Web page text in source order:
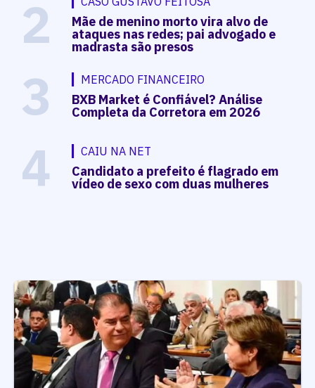
2 Mãe de menino morto vira alvo de
ataques nas redes; pai advogado e
madrasta são presos
3 MERCADO FINANCEIRO
BXB Market é Confiável? Análise
Completa da Corretora em 2026
4 CAIU NA NET
Candidato a prefeito é flagrado em
vídeo de sexo com duas mulheres